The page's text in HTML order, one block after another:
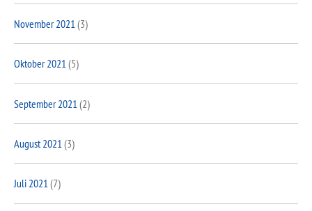
November 2021 (3)
Oktober 2021(5)
September 2021 (2)
August 2021(3)
Juli 2021(7)